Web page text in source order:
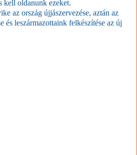
kell oldanunk ezeket.
az ország újjászervezése, aztán az
és leszármazottaink felkészítése az új